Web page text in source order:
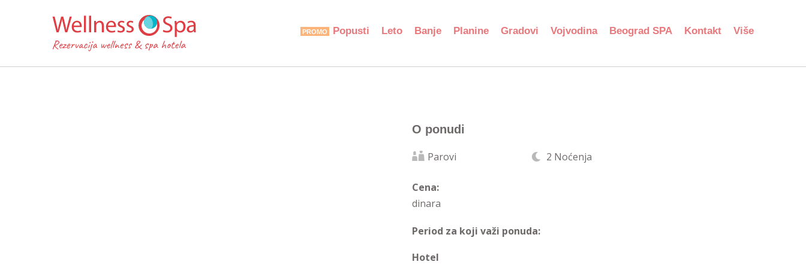
Popusti Leto Banje Planine Gradovi Vojvodina Beograd SPA Kontakt Više
O ponudi
Parovi 2 Noćenja
Cena:
dinara
Period za koji važi ponuda:
Hotel